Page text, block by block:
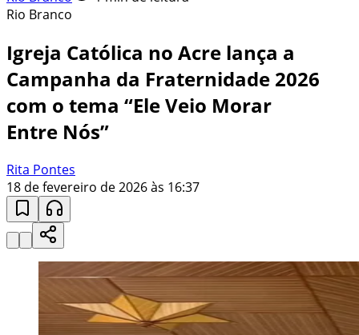
Rio Branco
Igreja Católica no Acre lança a
Campanha da Fraternidade 2026
com o tema “Ele Veio Morar
Entre Nós”
Rita Pontes
18 de fevereiro de 2026 às 16:37